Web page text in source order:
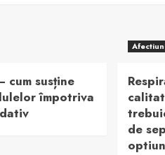
cum susține
împotriva
de